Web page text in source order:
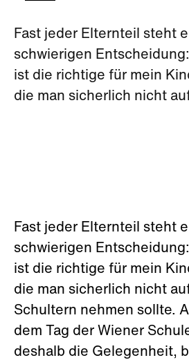
Fast jeder Elternteil steht
schwierigen
ist die richtige für mein
die man sicherlich nicht
Fast jeder Elternteil steht
schwierigen
ist die richtige für mein
die man sicherlich nicht
Schultern nehmen sollte.
dem Tag der Wiener
deshalb die Gelegenheit,